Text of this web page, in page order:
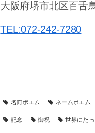
大阪府堺市北区百舌
TEL:072-242-7280
名前ポエム ネームポエム
記念 御祝 世界にた